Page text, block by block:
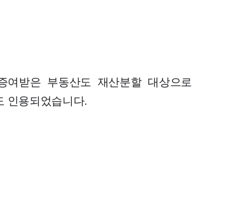
받은 부동산도 재산분할 대상으로
인용되었습니다.